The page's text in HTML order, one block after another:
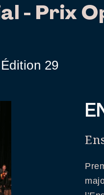
- Prix
29